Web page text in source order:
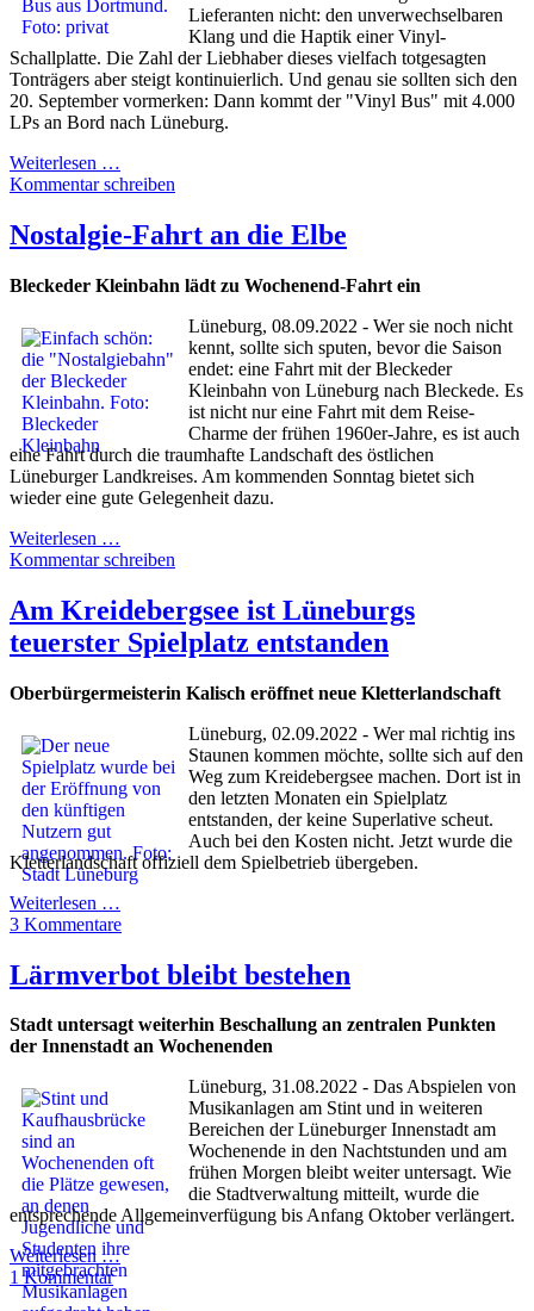
Lieferanten nicht: den unverwechselbaren
Klang und die Haptik einer Vinyl-
Schallplatte. Die Zahl der Liebhaber dieses vielfach totgesagten
Tonträgers aber steigt kontinuierlich. Und genau sie sollten sich den
20. September vormerken: Dann kommt der "Vinyl Bus" mit 4.000
LPs an Bord nach Lüneburg.
Weiterlesen …
Kommentar schreiben
Nostalgie-Fahrt an die Elbe
Bleckeder Kleinbahn lädt zu Wochenend-Fahrt ein
Lüneburg, 08.09.2022 - Wer sie noch nicht
kennt, sollte sich sputen, bevor die Saison
endet: eine Fahrt mit der Bleckeder
Kleinbahn von Lüneburg nach Bleckede. Es
ist nicht nur eine Fahrt mit dem Reise-
Charme der frühen 1960er-Jahre, es ist auch
eine Fahrt durch die traumhafte Landschaft des östlichen
Lüneburger Landkreises. Am kommenden Sonntag bietet sich
wieder eine gute Gelegenheit dazu.
Weiterlesen …
Kommentar schreiben
Am Kreidebergsee ist Lüneburgs
teuerster Spielplatz entstanden
Oberbürgermeisterin Kalisch eröffnet neue Kletterlandschaft
Lüneburg, 02.09.2022 - Wer mal richtig ins
Staunen kommen möchte, sollte sich auf den
Weg zum Kreidebergsee machen. Dort ist in
den letzten Monaten ein Spielplatz
entstanden, der keine Superlative scheut.
Auch bei den Kosten nicht. Jetzt wurde die
Kletterlandschaft offiziell dem Spielbetrieb übergeben.
Weiterlesen …
3 Kommentare
Lärmverbot bleibt bestehen
Stadt untersagt weiterhin Beschallung an zentralen Punkten
der Innenstadt an Wochenenden
Lüneburg, 31.08.2022 - Das Abspielen von
Musikanlagen am Stint und in weiteren
Bereichen der Lüneburger Innenstadt am
Wochenende in den Nachtstunden und am
frühen Morgen bleibt weiter untersagt. Wie
die Stadtverwaltung mitteilt, wurde die
entsprechende Allgemeinverfügung bis Anfang Oktober verlängert.
Weiterlesen …
1 Kommentar